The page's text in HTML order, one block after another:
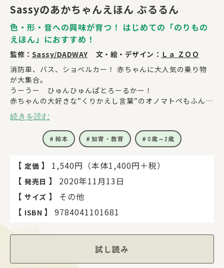
Sassyのあかちゃんえほん ぶるるん
色・形・音への興味が育つ！ はじめての「のりもの
えほん」におすすめ！
監修： Sassy/DADWAY 文・絵・デザイン： Ｌａ ＺＯＯ
消防車、バス、ショベルカー！ 赤ちゃんに大人気の乗り物
が大集合。
うーうー ひゅんひゅんぱとろーるかー！
赤ちゃんの大好きな”くりかえし言葉”のオノマトペもふんだ
んに盛り込まれた、カラフルな赤ちゃん絵本！
お散歩のおともにもぴったりです。
全てのページに登場するSassyの「にこにこ顔」が赤ちゃん
をくぎづけにします。
楽しめます。
【シリーズについて】
累計180万部突破！
発達段階にそって好奇心を引き出す「Sassyのあかちゃんえ
いつもにこにこ、左右対称のはっきりした顔、白と黒や赤な
どのコントラストの強い規則的な模様。
続きを読む
絵本 知育・教育 0歳～2歳
【 定価 】
1,540円（本体1,400円＋税）
【 発売日 】
2020年11月13日
【 サイズ 】
その他
【 ISBN 】 9784041101681
試し読み